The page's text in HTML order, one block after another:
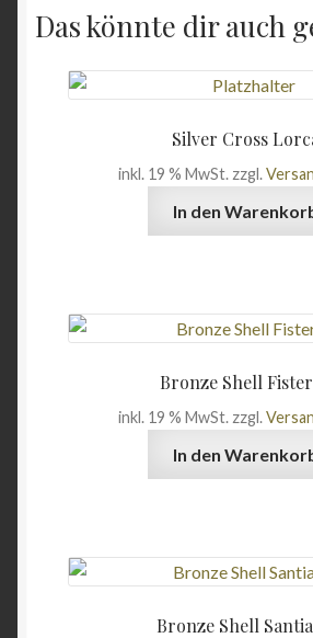
Das könnte dir auch
Silver Cross
inkl. 19 % MwSt. zzgl.
In den
Bronze Shell
inkl. 19 % MwSt. zzgl.
In den
Bronze Shell